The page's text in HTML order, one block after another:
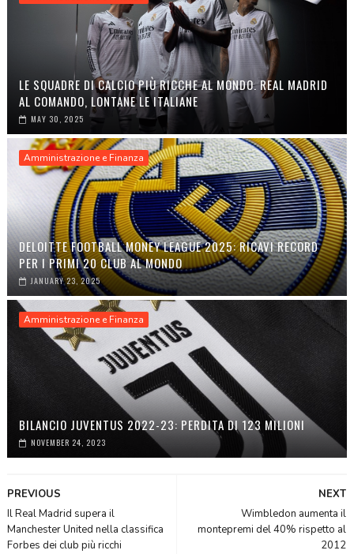
LE SQUADRE DI CALCIO PIÙ RICCHE AL MONDO. REAL MADRID
AL COMANDO, LONTANE LE ITALIANE
MAY 30, 2025
Amministrazione e Finanza
DELOITTE FOOTBALL MONEY LEAGUE 2025: RICAVI RECORD
PER I PRIMI 20 CLUB AL MONDO
JANUARY 23, 2025
Amministrazione e Finanza
BILANCIO JUVENTUS 2022-23: PERDITA DI 123 MILIONI
NOVEMBER 24, 2023
NEXT
Wimbledon aumenta il
montepremi del 40% rispetto al
2012
PREVIOUS
Il Real Madrid supera il
Manchester United nella classifica
Forbes dei club più ricchi